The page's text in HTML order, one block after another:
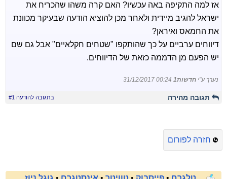
אז למה התקיפה באה עכשיו? האם קרה משהו שהכריח את
ישראל להגיב מיידית ולאחר מכן להוציא הודעה שבעיקר מכוונת
את החמאס ואיראן?
דיווחים ערביים על כך שהותקפו "שטחים חקלאיים" אבל גם שם
יש הפעם מן הדממה כזאת של הדיווחים.
נערך ע"י חדשות1 31/12/2017 00:24
תגובה מהירה בתגובה להודעה #1
חזרה לפורום